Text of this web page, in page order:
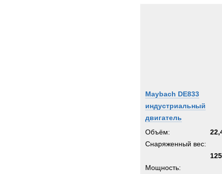
Maybach DE833
индустриальный
двигатель
Объём:
Снаряженный вес:
Мощность: